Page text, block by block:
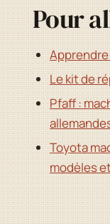
Pour
Le kit de
Pfaff :
Toyota
modèles